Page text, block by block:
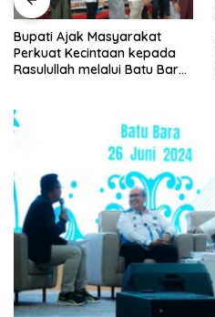
Abaikan Hari Libur, Pasiter
Kodim 0208/Asahan Kontrol
Renovasi MCK Mushollah Al